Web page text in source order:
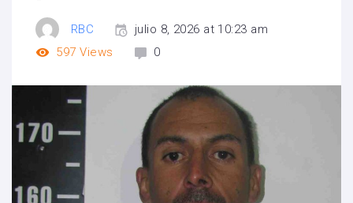
RBC
julio 8, 2026 at 10:23 am
597 Views 0